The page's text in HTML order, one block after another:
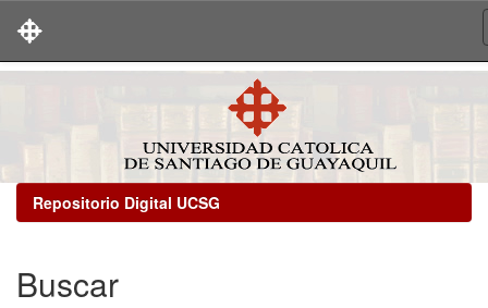
Repositorio Digital UCSG
Buscar